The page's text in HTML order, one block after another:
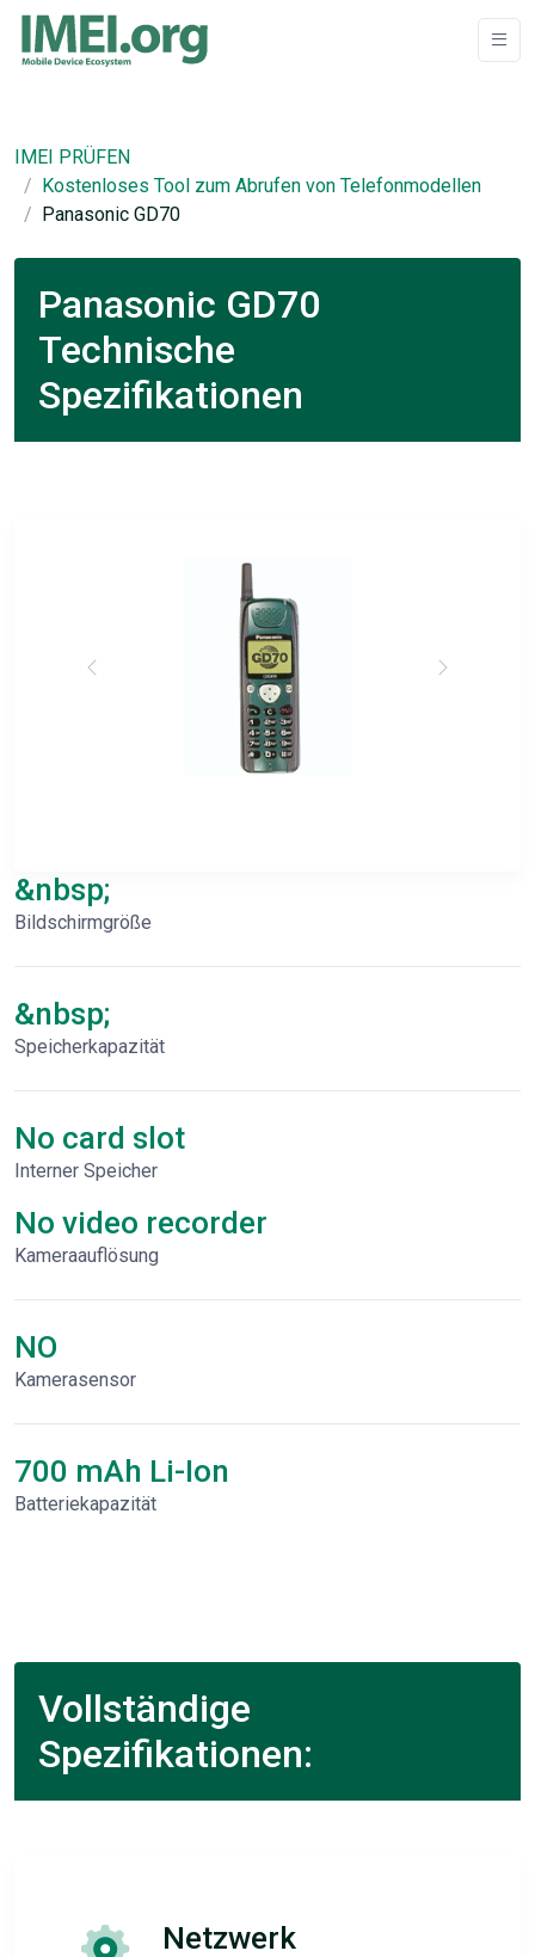
IMEI PRÜFEN
Kostenloses Tool zum Abrufen von Telefonmodellen
Panasonic GD70
Panasonic GD70
Technische
Spezifikationen
&nbsp;
Bildschirmgröße
&nbsp;
Speicherkapazität
No card slot
Interner Speicher
No video recorder
Kameraauflösung
NO
Kamerasensor
700 mAh Li-Ion
Batteriekapazität
Vollständige
Spezifikationen:
Netzwerk